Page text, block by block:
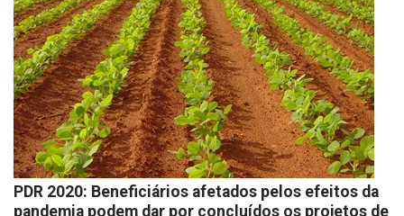
PDR 2020: Beneficiários afetados pelos efeitos da
pandemia podem dar por concluídos os projetos de